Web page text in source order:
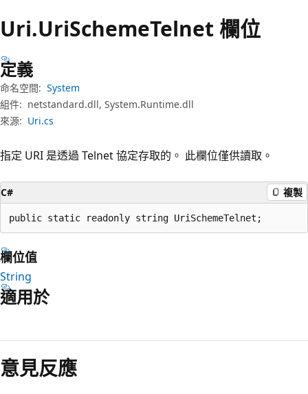
Uri.UriSchemeTelnet 欄位
定義
命名空間: System
組件: netstandard.dll, System.Runtime.dll
來源: Uri.cs
指定 URI 是透過 Telnet 協定存取的。 此欄位僅供讀取。
C# 複製
public static readonly string UriSchemeTelnet;
欄位值
String
適用於
讀
模
意見反應